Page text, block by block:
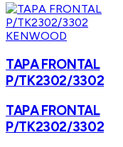
KENWOOD
TAPA FRONTAL
P/TK2302/3302
TAPA FRONTAL
P/TK2302/3302